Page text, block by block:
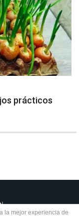
prácticos
la mejor experiencia de